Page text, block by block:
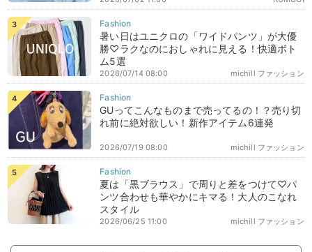
暑い日はユニクロの「ワイドパンツ」が大優
勝♡ラクなのにおしゃれに見える！快適ボト
ム5選
michill ファッション
2026/07/14 08:00
GUってこんなものまで売ってるの！？売り切
れ前に絶対欲しい！新作アイテム6連発
michill ファッション
2026/07/19 08:00
夏は「黒ブラウス」で周りと差をつけて♡パ
ンツ合わせも華やかにキマる！大人のこなれ
スタイル
michill ファッション
2026/06/25 11:00